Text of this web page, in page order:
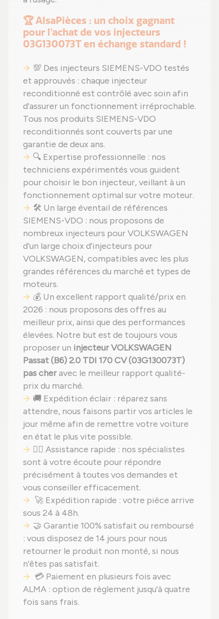
🏆 AlsaPièces : un choix gagnant
pour l'achat de vos injecteurs
03G130073T en échange standard !
💯 Des injecteurs SIEMENS-VDO testés
et approuvés : chaque injecteur
reconditionné est contrôlé avec soin afin
d'assurer un fonctionnement irréprochable.
Tous nos produits SIEMENS-VDO
reconditionnés sont couverts par une
garantie de deux ans.
🔍 Expertise professionnelle : nos
techniciens expérimentés vous guident
pour choisir le bon injecteur, veillant à un
fonctionnement optimal sur votre moteur.
🛠️ Un large éventail de références
SIEMENS-VDO : nous proposons de
nombreux injecteurs pour VOLKSWAGEN
d'un large choix d'injecteurs pour
VOLKSWAGEN, compatibles avec les plus
grandes références du marché et types de
moteurs.
💰 Un excellent rapport qualité/prix en
2026 : nous proposons des offres au
meilleur prix, ainsi que des performances
élevées. Notre but est de toujours vous
proposer un injecteur VOLKSWAGEN
Passat (B6) 2.0 TDI 170 CV (03G130073T)
pas cheravec le meilleur rapport qualité-
prix du marché.
🚚 Expédition éclair : réparez sans
attendre, nous faisons partir vos articles le
jour même afin de remettre votre voiture
en état le plus vite possible.
🙋‍♂️ Assistance rapide : nos spécialistes
sont à votre écoute pour répondre
précisément à toutes vos demandes et
vous conseiller efficacement.
🚀 Expédition rapide : votre pièce arrive
sous 24 à 48h.
🤝 Garantie 100% satisfait ou remboursé
: vous disposez de 14 jours pour nous
retourner le produit non monté, si nous
n'êtes pas satisfait.
💳 Paiement en plusieurs fois avec
ALMA : option de règlement jusqu'à quatre
fois sans frais.